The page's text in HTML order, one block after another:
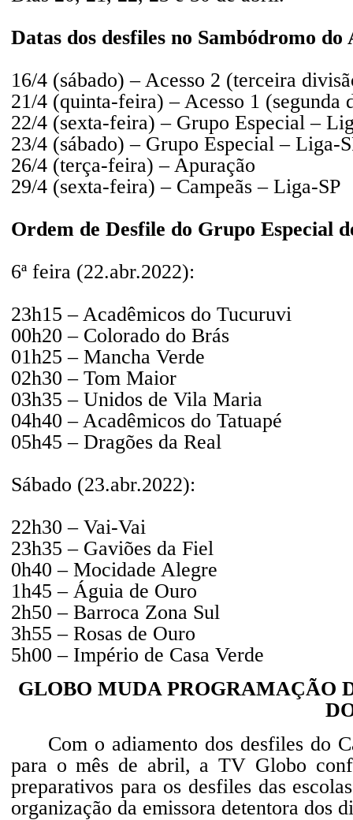
Datas dos desfiles no Sambódromo do
16/4 (sábado) – Acesso 2 (terceira
21/4 (quinta-feira) – Acesso 1 (segunda
22/4 (sexta-feira) – Grupo Especial –
23/4 (sábado) – Grupo Especial – Liga-
26/4 (terça-feira) – Apuração
29/4 (sexta-feira) – Campeãs – Liga-SP
Ordem de Desfile do Grupo Especial
6ª feira (22.abr.2022):
23h15 – Acadêmicos do Tucuruvi
00h20 – Colorado do Brás
01h25 – Mancha Verde
02h30 – Tom Maior
03h35 – Unidos de Vila Maria
04h40 – Acadêmicos do Tatuapé
05h45 – Dragões da Real
Sábado (23.abr.2022):
22h30 – Vai-Vai
23h35 – Gaviões da Fiel
0h40 – Mocidade Alegre
1h45 – Águia de Ouro
2h50 – Barroca Zona Sul
3h55 – Rosas de Ouro
5h00 – Império de Casa Verde
GLOBO MUDA PROGRAMAÇÃO
Com o adiamento dos desfiles do
para o mês de abril, a TV Globo
preparativos para os desfiles das
organização da emissora detentora dos